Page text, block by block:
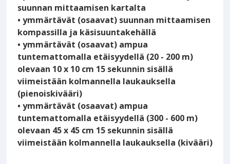
suunnan mittaamisen kartalta
• ymmärtävät (osaavat) suunnan mittaamisen
kompassilla ja käsisuuntakehällä
• ymmärtävät (osaavat) ampua
tuntemattomalla etäisyydellä (20 - 200 m)
olevaan 10 x 10 cm 15 sekunnin sisällä
viimeistään kolmannella laukauksella
(pienoiskivääri)
• ymmärtävät (osaavat) ampua
tuntemattomalla etäisyydellä (300 - 600 m)
olevaan 45 x 45 cm 15 sekunnin sisällä
viimeistään kolmannella laukauksella (kivääri)